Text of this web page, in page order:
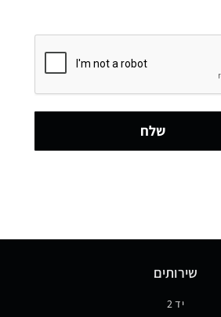
שלח
שירותים
יד 2